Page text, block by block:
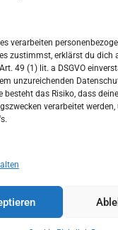
verarbeiten
zustimmst, erklärst du
49 (1) lit. a DSGVO
unzureichenden
besteht das Risiko, dass
verarbeitet
10
17
24